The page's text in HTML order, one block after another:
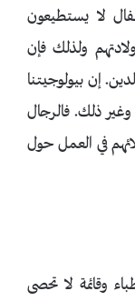
لا يستطيعون
ولذلك فإن
إن بيولوجيتنا
وغير ذلك. فالرجال
في العمل حول
وقائمة لا تحصى